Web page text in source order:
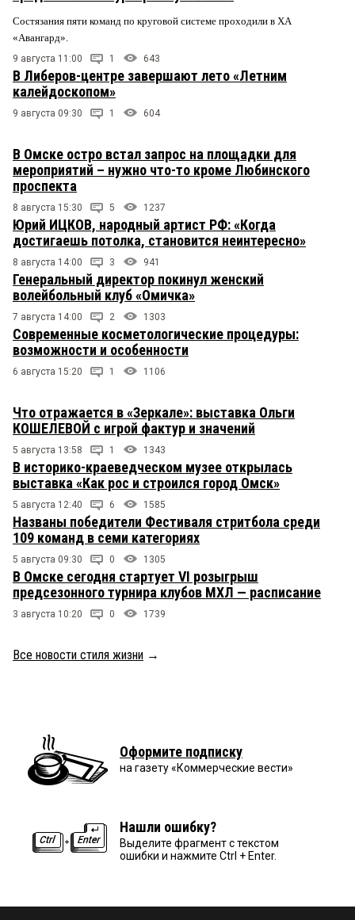
Состязания пяти команд по круговой системе проходили в ХА
«Авангард».
9 августа 11:00 1 643
В Либеров-центре завершают лето «Летним
калейдоскопом»
9 августа 09:30 1 604
В Омске остро встал запрос на площадки для
мероприятий – нужно что-то кроме Любинского
проспекта
8 августа 15:30 5 1237
Юрий ИЦКОВ, народный артист РФ: «Когда
достигаешь потолка, становится неинтересно»
8 августа 14:00 3 941
Генеральный директор покинул женский
волейбольный клуб «Омичка»
7 августа 14:00 2 1303
Современные косметологические процедуры:
возможности и особенности
6 августа 15:20 1 1106
Что отражается в «Зеркале»: выставка Ольги
КОШЕЛЕВОЙ с игрой фактур и значений
5 августа 13:58 1 1343
В историко-краеведческом музее открылась
выставка «Как рос и строился город Омск»
5 августа 12:40 6 1585
Названы победители Фестиваля стритбола среди
109 команд в семи категориях
5 августа 09:30 0 1305
В Омске сегодня стартует VI розыгрыш
предсезонного турнира клубов МХЛ — расписание
3 августа 10:20 0 1739
Все новости стиля жизни →
Оформите подписку
на газету «Коммерческие вести»
Нашли ошибку?
Выделите фрагмент с текстом
ошибки и нажмите Ctrl + Enter.